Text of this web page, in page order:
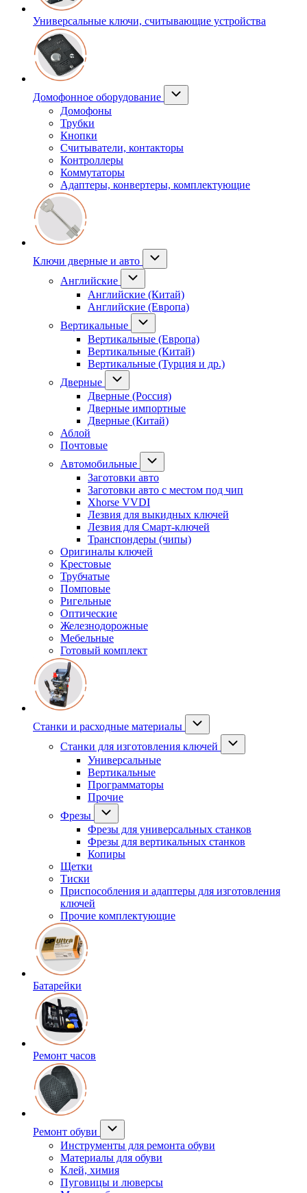
Универсальные ключи, считывающие устройства
Домофонное оборудование
Домофоны
Трубки
Кнопки
Считыватели, контакторы
Контроллеры
Коммутаторы
Адаптеры, конвертеры, комплектующие
Ключи дверные и авто
Английские
Английские (Китай)
Английские (Европа)
Вертикальные
Вертикальные (Европа)
Вертикальные (Китай)
Вертикальные (Турция и др.)
Дверные
Дверные (Россия)
Дверные импортные
Дверные (Китай)
Аблой
Почтовые
Автомобильные
Заготовки авто
Заготовки авто с местом под чип
Xhorse VVDI
Лезвия для выкидных ключей
Лезвия для Смарт-ключей
Транспондеры (чипы)
Оригиналы ключей
Крестовые
Трубчатые
Помповые
Ригельные
Оптические
Железнодорожные
Мебельные
Готовый комплект
Станки и расходные материалы
Станки для изготовления ключей
Универсальные
Вертикальные
Программаторы
Прочие
Фрезы
Фрезы для универсальных станков
Фрезы для вертикальных станков
Копиры
Щетки
Тиски
Приспособления и адаптеры для изготовления
ключей
Прочие комплектующие
Батарейки
Ремонт часов
Ремонт обуви
Инструменты для ремонта обуви
Материалы для обуви
Клей, химия
Пуговицы и люверсы